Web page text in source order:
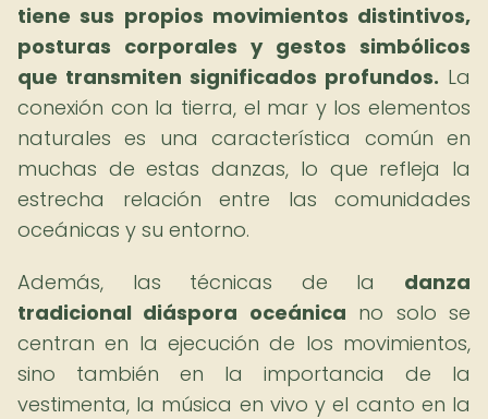
tiene sus propios movimientos distintivos,
posturas corporales y gestos simbólicos
que transmiten significados profundos. La
conexión con la tierra, el mar y los elementos
naturales es una característica común en
muchas de estas danzas, lo que refleja la
estrecha relación entre las comunidades
oceánicas y su entorno.
Además, las técnicas de la danza
tradicional diáspora oceánica no solo se
centran en la ejecución de los movimientos,
sino también en la importancia de la
vestimenta, la música en vivo y el canto en la